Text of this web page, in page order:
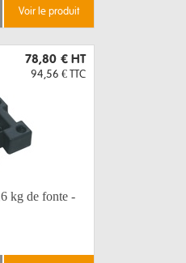
voir le produit
78,80 € HT
94,56 € TTC
kg de fonte -